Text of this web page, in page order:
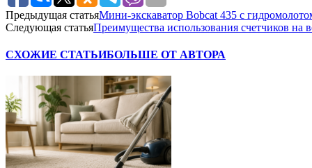
Предыдущая статьяМини-экскаватор Bobcat 435 с
Следующая статьяПреимущества использования счетчиков на
СХОЖИЕ СТАТЬИБОЛЬШЕ ОТ АВТОРА